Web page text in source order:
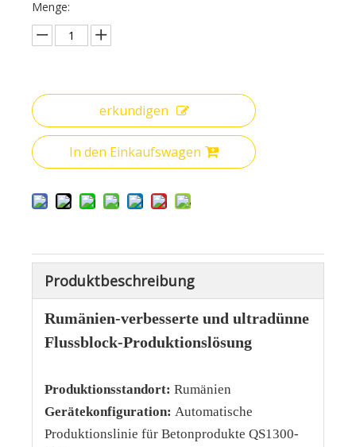
Menge:
erkundigen
In den Einkaufswagen
Produktbeschreibung
Rumänien-verbesserte und ultradünne
Flussblock-Produktionslösung
Produktionsstandort: Rumänien
Gerätekonfiguration: Automatische
Produktionslinie für Betonprodukte QS1300-